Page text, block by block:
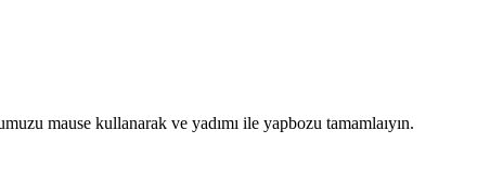
mause kullanarak ve yadımı ile yapbozu tamamlaıyın.